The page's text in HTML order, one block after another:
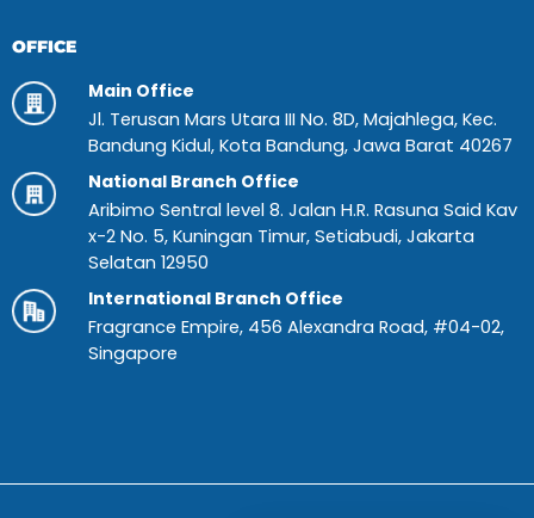
OFFICE
Main Office
Jl. Terusan Mars Utara III No. 8D, Majahlega, Kec.
Bandung Kidul, Kota Bandung, Jawa Barat 40267
National Branch Office
Aribimo Sentral level 8. Jalan H.R. Rasuna Said Kav
x-2 No. 5, Kuningan Timur, Setiabudi, Jakarta
Selatan 12950
International Branch Office
Fragrance Empire, 456 Alexandra Road, #04-02,
Singapore